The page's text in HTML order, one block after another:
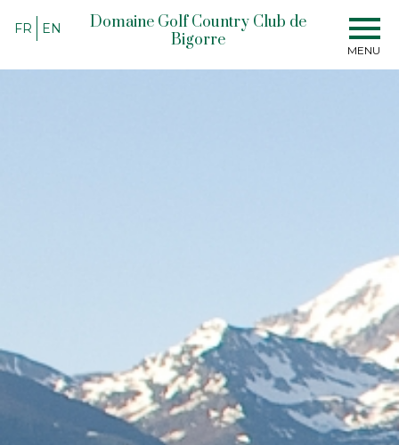
FR EN
Domaine Golf Country Club de
Bigorre
MENU